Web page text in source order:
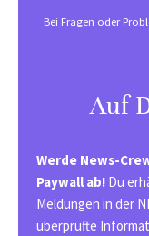
Bei Fragen oder
Auf
Werde News-
Paywall ab! Du
Meldungen in der
überprüfte